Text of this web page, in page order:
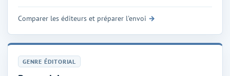
Comparer les éditeurs et préparer l'envoi
GENRE ÉDITORIAL